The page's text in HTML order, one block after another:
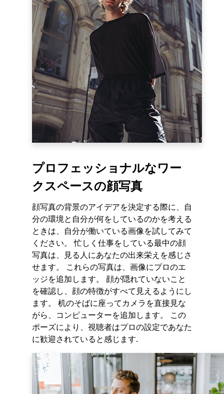
プロフェッショナルなワー
クスペースの顔写真
顔写真の背景のアイデアを決定する際に、自
分の環境と自分が何をしているのかを考える
ときは、自分が働いている画像を試してみて
ください。 忙しく仕事をしている最中の顔
写真は、見る人にあなたの出来栄えを感じさ
せます。 これらの写真は、画像にプロのエ
ッジを追加します。 顔が隠れていないこと
を確認し、顔の特徴がすべて見えるようにし
ます。 机のそばに座ってカメラを直接見な
がら、コンピューターを追加します。 この
ポーズにより、視聴者はプロの設定であなた
に歓迎されていると感じます.